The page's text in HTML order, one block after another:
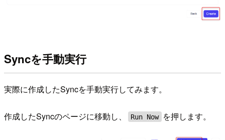
Syncを手動実行
実際に作成したSyncを手動実行してみます。
作成したSyncのページに移動し、 Run Now を押します。